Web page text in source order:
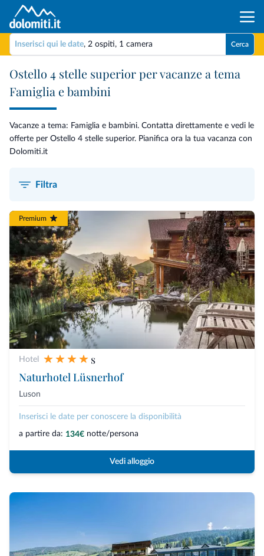
Inserisci qui le date, 2 ospiti, 1 camera Cerca
Ostello 4 stelle superior per vacanze a tema
Famiglia e bambini
Vacanze a tema: Famiglia e bambini. Contatta direttamente e vedi le
offerte per Ostello 4 stelle superior. Pianifica ora la tua vacanza con
Dolomiti.it
Filtra
Premium
Hotel
s
Naturhotel Lüsnerhof
Luson
Inserisci le date per conoscere la disponibilità
a partire da: 134€ notte/persona
Vedi alloggio